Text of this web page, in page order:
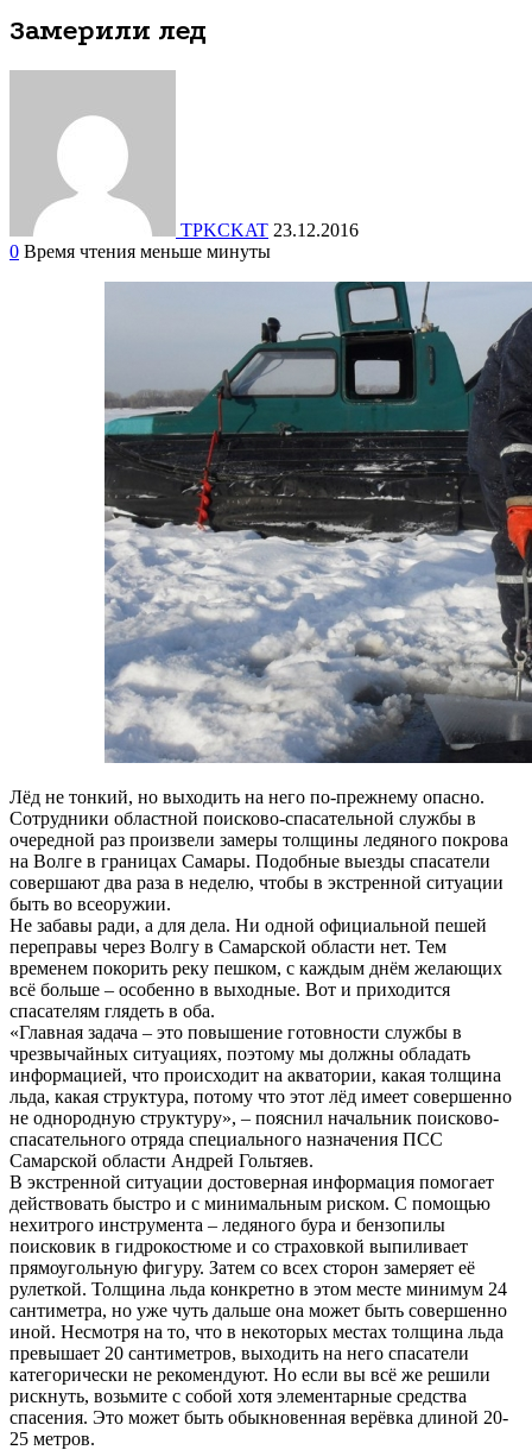
Замерили лед
TPKCKAT 23.12.2016
0 Время чтения меньше минуты
Лёд не тонкий, но выходить на него по-прежнему опасно.
Сотрудники областной поисково-спасательной службы в
очередной раз произвели замеры толщины ледяного покрова
на Волге в границах Самары. Подобные выезды спасатели
совершают два раза в неделю, чтобы в экстренной ситуации
быть во всеоружии.
Не забавы ради, а для дела. Ни одной официальной пешей
переправы через Волгу в Самарской области нет. Тем
временем покорить реку пешком, с каждым днём желающих
всё больше – особенно в выходные. Вот и приходится
спасателям глядеть в оба.
«Главная задача – это повышение готовности службы в
чрезвычайных ситуациях, поэтому мы должны обладать
информацией, что происходит на акватории, какая толщина
льда, какая структура, потому что этот лёд имеет совершенно
не однородную структуру», – пояснил начальник поисково-
спасательного отряда специального назначения ПСС
Самарской области Андрей Гольтяев.
В экстренной ситуации достоверная информация помогает
действовать быстро и с минимальным риском. С помощью
нехитрого инструмента – ледяного бура и бензопилы
поисковик в гидрокостюме и со страховкой выпиливает
прямоугольную фигуру. Затем со всех сторон замеряет её
рулеткой. Толщина льда конкретно в этом месте минимум 24
сантиметра, но уже чуть дальше она может быть совершенно
иной. Несмотря на то, что в некоторых местах толщина льда
превышает 20 сантиметров, выходить на него спасатели
категорически не рекомендуют. Но если вы всё же решили
рискнуть, возьмите с собой хотя элементарные средства
спасения. Это может быть обыкновенная верёвка длиной 20-
25 метров.